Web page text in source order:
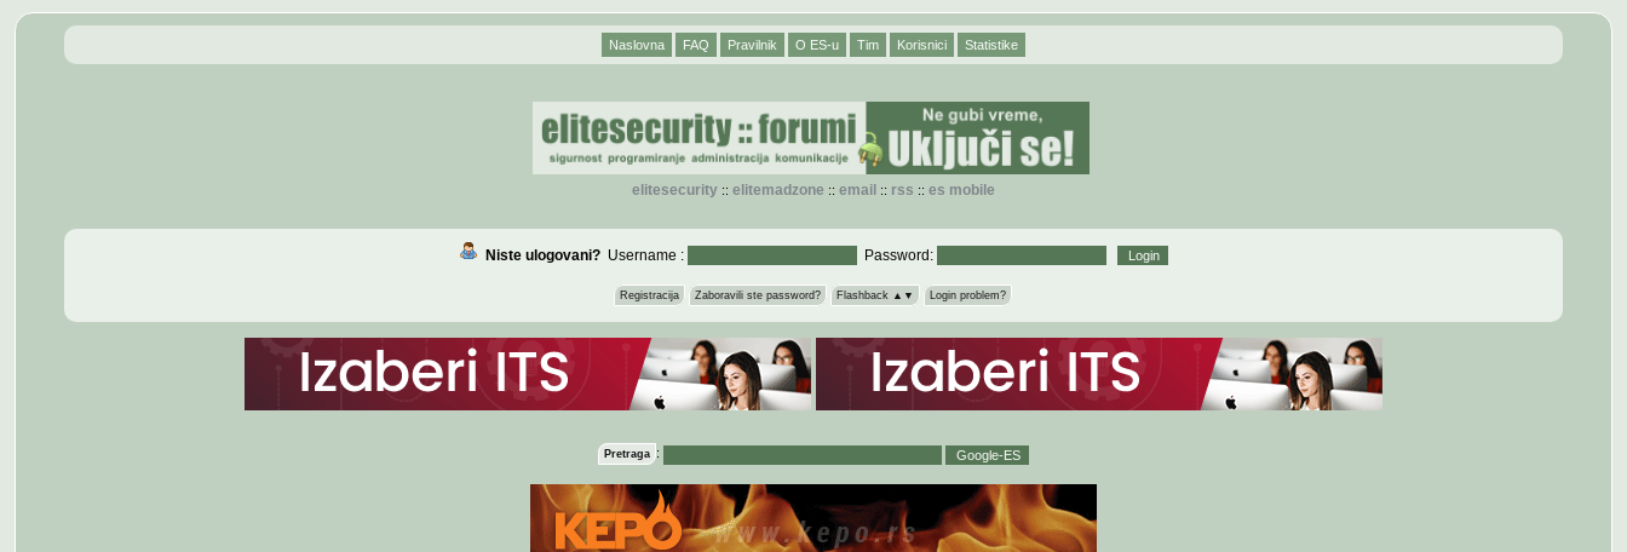
Naslovna FAQ Pravilnik O ES-u Tim Korisnici Statistike
elitesecurity:: elitemadzone :: email :: rss :: es mobile
Niste ulogovani?Username : Password:
Registracija Zaboravili ste password? Flashback ▲▼ Login problem?
Pretraga :